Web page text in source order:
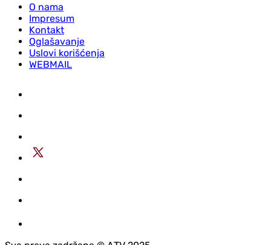
O nama
Impresum
Kontakt
Oglašavanje
Uslovi korišćenja
WEBMAIL